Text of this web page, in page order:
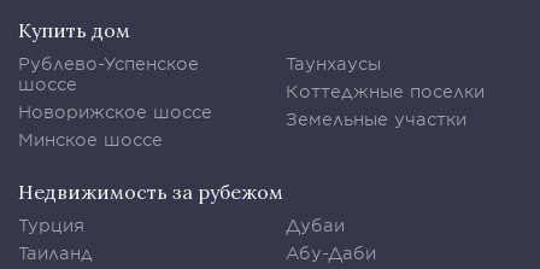
Купить дом
Рублево-Успенское
шоссе
Новорижское шоссе
Минское шоссе
Таунхаусы
Коттеджные поселки
Земельные участки
Недвижимость за рубежом
Турция
Таиланд
Дубаи
Абу-Даби